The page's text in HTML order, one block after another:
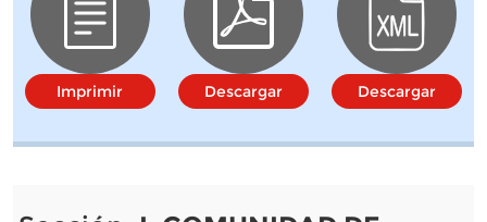
Imprimir Descargar Descargar